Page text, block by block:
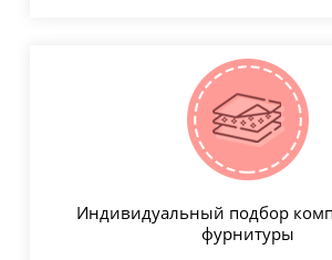
Индивидуальный подбор
фурнитуры